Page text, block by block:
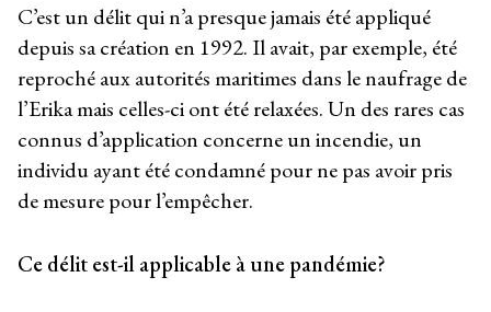
C’est un délit qui n’a presque jamais été appliqué
depuis sa création en 1992. Il avait, par exemple, été
reproché aux autorités maritimes dans le naufrage de
l’Erika mais celles-ci ont été relaxées. Un des rares cas
connus d’application concerne un incendie, un
individu ayant été condamné pour ne pas avoir pris
de mesure pour l’empêcher.
Ce délit est-il applicable à une pandémie?